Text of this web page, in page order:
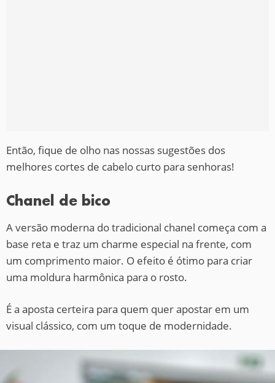
Então, fique de olho nas nossas sugestões dos
melhores cortes de cabelo curto para senhoras!
Chanel de bico
A versão moderna do tradicional chanel começa com a
base reta e traz um charme especial na frente, com
um comprimento maior. O efeito é ótimo para criar
uma moldura harmônica para o rosto.
É a aposta certeira para quem quer apostar em um
visual clássico, com um toque de modernidade.